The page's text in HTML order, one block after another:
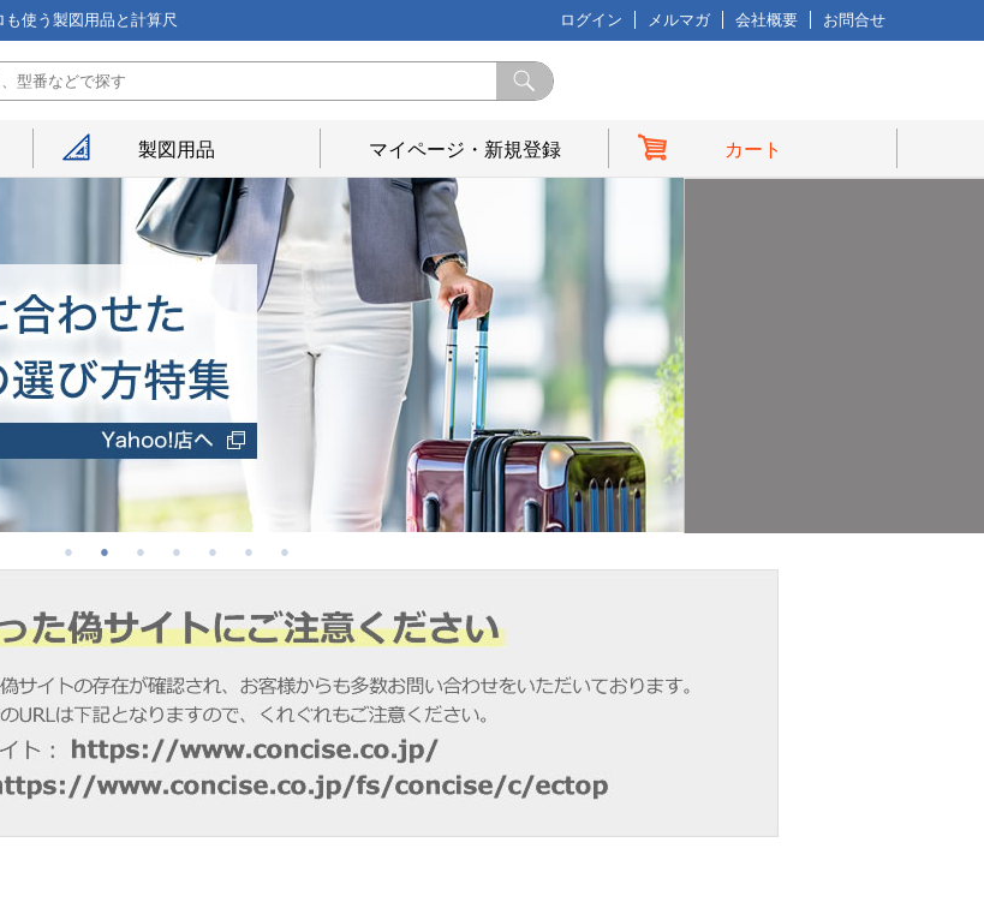
使う製図用品と計算尺 ログイン メルマガ 会社概要 お問合せ
製図用品 マイページ・新規登録 カート